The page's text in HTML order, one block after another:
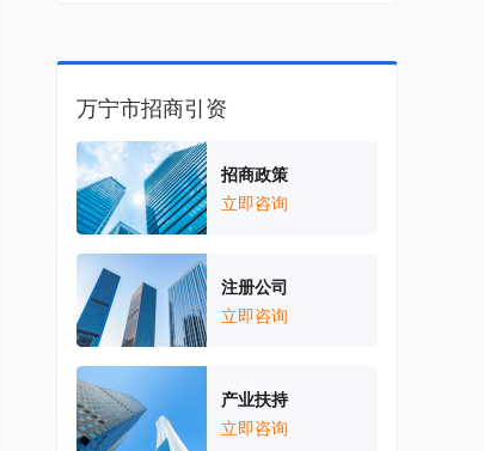
万宁市招商引资
招商政策
立即咨询
注册公司
立即咨询
产业扶持
立即咨询